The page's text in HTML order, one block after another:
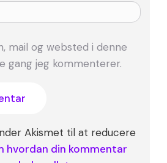
mail og websted i denne
gang jeg kommenterer.
Akismet til at reducere
hvordan din kommentar